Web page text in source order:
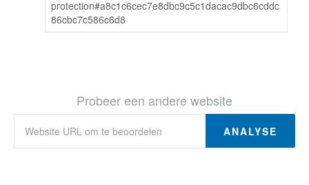
protection#a8c1c6cec7e8dbc9c5c1dacac9dbc6cddc
86cbc7c586c6d8
Probeer een andere website
ANALYSE